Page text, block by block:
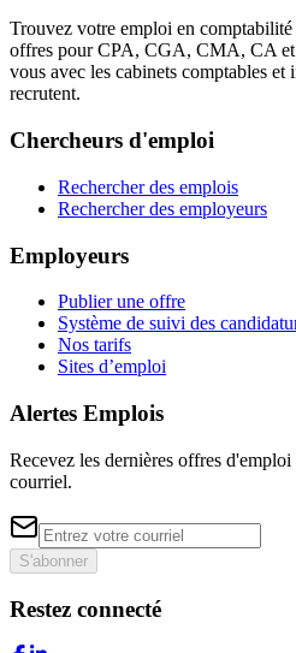
Trouvez votre emploi en
offres pour CPA, CGA, CMA, CA et
vous avec les cabinets comptables
recrutent.
Chercheurs d'emploi
Rechercher des emplois
Rechercher des employeurs
Employeurs
Publier une offre
Système de suivi des
Nos tarifs
Sites d’emploi
Alertes Emplois
Recevez les dernières offres
courriel.
S'abonner
Restez connecté